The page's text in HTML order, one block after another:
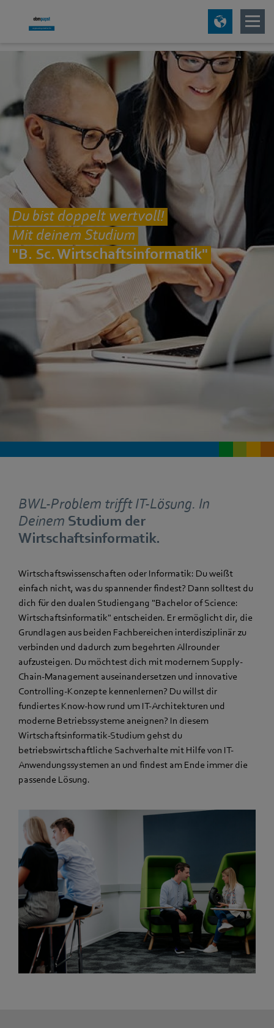
Du bist doppelt wertvoll!
Mit deinem Studium
"B. Sc. Wirtschaftsinformatik"
BWL-Problem trifft IT-Lösung. In
Deinem Studium der
Wirtschaftsinformatik.
Wirtschaftswissenschaften oder Informatik: Du weißt
einfach nicht, was du spannender findest? Dann solltest du
dich für den dualen Studiengang "Bachelor of Science:
Wirtschaftsinformatik" entscheiden. Er ermöglicht dir, die
Grundlagen aus beiden Fachbereichen interdisziplinär zu
verbinden und dadurch zum begehrten Allrounder
aufzusteigen. Du möchtest dich mit modernem Supply-
Chain-Management auseinandersetzen und innovative
Controlling-Konzepte kennenlernen? Du willst dir
fundiertes Know-how rund um IT-Architekturen und
moderne Betriebssysteme aneignen? In diesem
Wirtschaftsinformatik-Studium gehst du
betriebswirtschaftliche Sachverhalte mit Hilfe von IT-
Anwendungssystemen an und findest am Ende immer die
passende Lösung.